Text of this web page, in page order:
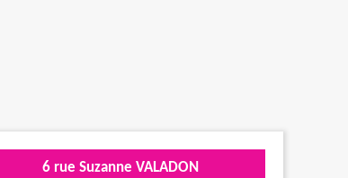
6 rue Suzanne VALADON